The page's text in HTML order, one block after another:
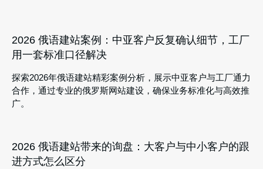
2026 俄语建站案例：中亚客户反复确认细节，工厂
用一套标准口径解决
探索2026年俄语建站精彩案例分析，展示中亚客户与工厂通力
合作，通过专业的俄罗斯网站建设，确保业务标准化与高效推
广。
2026 俄语建站带来的询盘：大客户与中小客户的跟
进方式怎么区分